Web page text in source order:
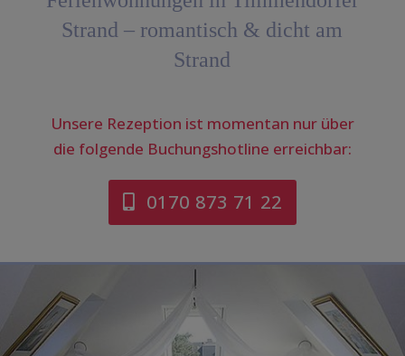
Strand – romantisch & dicht am
Strand
Unsere Rezeption ist momentan nur über
die folgende Buchungshotline erreichbar:
0170 873 71 22